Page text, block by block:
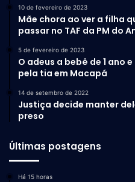
10 de fevereiro de 2023
Mãe chora ao ver a filha
passar no TAF da PM do
5 de fevereiro de 2023
O adeus a bebê de 1 ano
pela tia em Macapá
14 de setembro de 2022
Justiça decide manter
preso
Últimas postagens
Há 15 horas